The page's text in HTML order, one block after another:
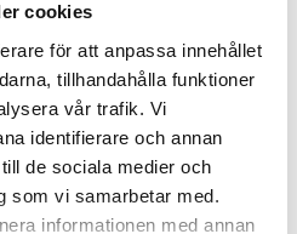
cookies
för att anpassa innehållet
tillhandahålla funktioner
vår trafik. Vi
identifierare och annan
de sociala medier och
som vi samarbetar med.
informationen med annan
Ski-Doo Kapell